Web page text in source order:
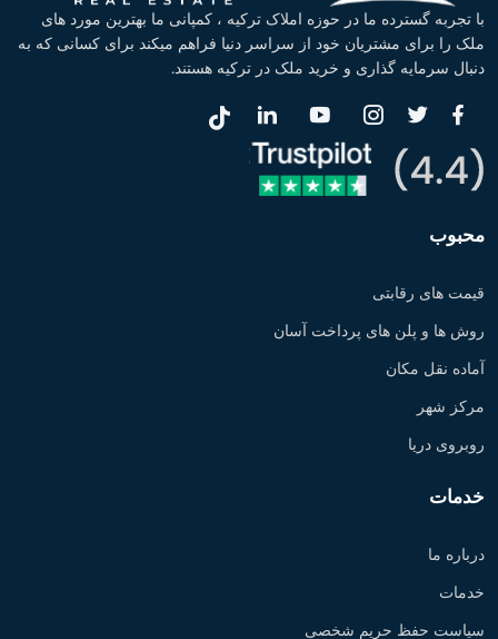
با تجربه گسترده ما در حوزه املاک ترکیه ، کمپانی ما بهترین مورد های
ملک را برای مشتریان خود از سراسر دنیا فراهم میکند برای کسانی که به
دنبال سرمایه گذاری و خرید ملک در ترکیه هستند.
محبوب
قیمت های رقابتی
روش ها و پلن های پرداخت آسان
آماده نقل مکان
مرکز شهر
روبروی دریا
خدمات
درباره ما
خدمات
سیاست حفظ حریم شخصی